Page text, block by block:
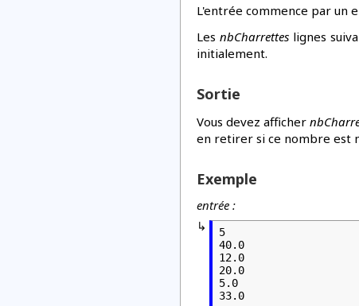
L'entrée commence par un
Les nbCharretteslignes
initialement.
Sortie
Vous devez afficher
en retirer si ce nombre est
Exemple
entrée :
5
40.0
12.0
20.0
5.0
33.0